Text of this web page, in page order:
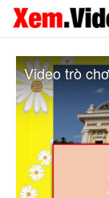
Video trò